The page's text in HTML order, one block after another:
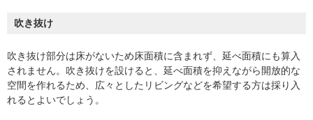
吹き抜け
吹き抜け部分は床がないため床面積に含まれず、延べ面積にも算入
されません。吹き抜けを設けると、延べ面積を抑えながら開放的な
空間を作れるため、広々としたリビングなどを希望する方は採り入
れるとよいでしょう。